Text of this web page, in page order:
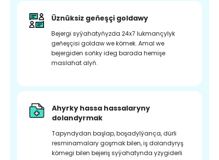
Üznüksiz geňeşçi goldawy
Bejergi syýahatyňyzda 24x7 lukmançylyk
geňeşçisi goldaw we kömek. Amal we
bejergiden soňky ideg barada hemişe
maslahat alyň.
Ahyrky hassa hassalaryny
dolandyrmak
Tapyndydan başlap, boşadylýança, dürli
resminamalary goşmak bilen, iş dolandyryş
kömegi bilen bejeriş syýahatynda yzygiderli